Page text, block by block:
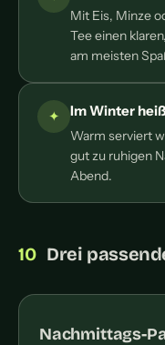
Mit Eis, Minze
Tee einen
am meisten
Im Winter
Warm serviert
gut zu ruhigen
Abend.
Drei
Nachmittags-